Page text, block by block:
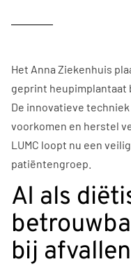
Het Anna Ziekenhuis
geprint heupimplantaat
De innovatieve
voorkomen en herstel
LUMC loopt nu een
patiëntengroep.
AI als
bij afvallen